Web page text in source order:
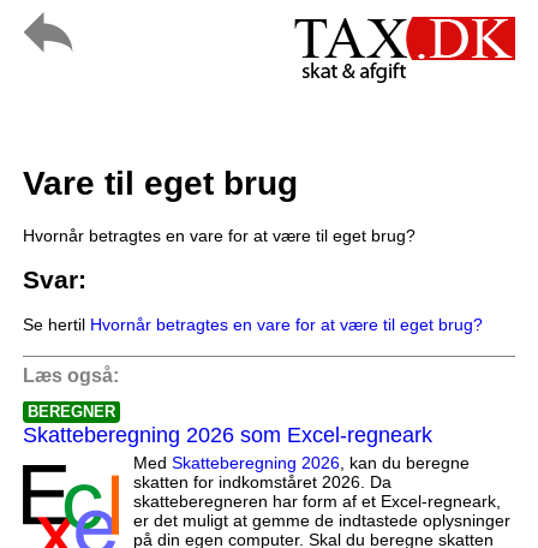
Vare til eget brug
Hvornår betragtes en vare for at være til eget brug?
Svar:
Se hertil Hvornår betragtes en vare for at være til eget brug?
Læs også:
BEREGNER
Skatteberegning 2026 som Excel-regneark
Med Skatteberegning 2026, kan du beregne
skatten for indkomståret 2026. Da
skatteberegneren har form af et Excel-regneark,
er det muligt at gemme de indtastede oplysninger
på din egen computer. Skal du beregne skatten